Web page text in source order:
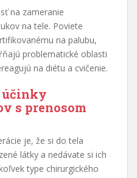
na zameranie
na tele. Poviete
na palubu,
problematické oblasti
na diétu a cvičenie.
účinky
s prenosom
je, že si do tela
látky a nedávate si ich
type chirurgického